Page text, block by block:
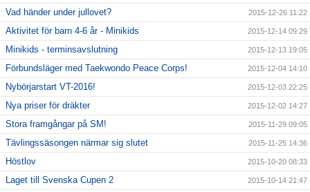
Vad händer under jullovet? 2015-12-26 11:22
Aktivitet för barn 4-6 år - Minikids 2015-12-14 09:29
Minikids - terminsavslutning 2015-12-13 19:05
Förbundsläger med Taekwondo Peace Corps! 2015-12-04 14:10
Nybörjarstart VT-2016! 2015-12-03 22:25
Nya priser för dräkter 2015-12-02 14:27
Stora framgångar på SM! 2015-11-29 09:05
Tävlingssäsongen närmar sig slutet 2015-11-25 14:36
Höstlov 2015-10-20 08:33
Laget till Svenska Cupen 2 2015-10-14 21:47